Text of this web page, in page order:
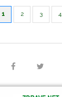
1 2 3 4